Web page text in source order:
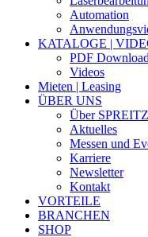
Automation
KATALOGE |
PDF
Videos
Mieten | Leasing
ÜBER UNS
Über
Aktuelles
Messen und
Karriere
Newsletter
Kontakt
VORTEILE
BRANCHEN
SHOP